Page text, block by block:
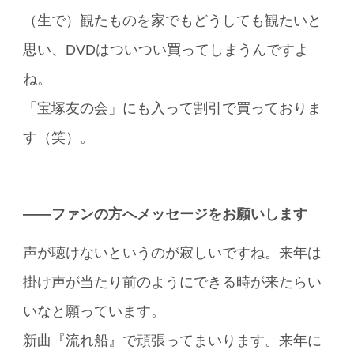
（生で）観たものを家でもどうしても観たいと
思い、DVDはついつい買ってしまうんですよ
ね。
「宝塚友の会」にも入って割引で買っておりま
す（笑）。
――ファンの方へメッセージをお願いします
声が聴けないというのが寂しいですね。来年は
掛け声が当たり前のようにできる時が来たらい
いなと願っています。
新曲『流れ船』で頑張ってまいります。来年に